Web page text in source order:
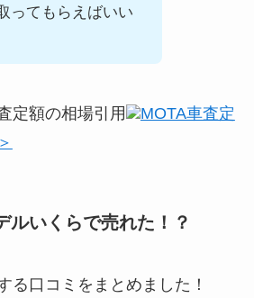
ってもらえばいい
定額の相場引用
MOTA車査定
ルいくらで売れた！？
る口コミをまとめました！